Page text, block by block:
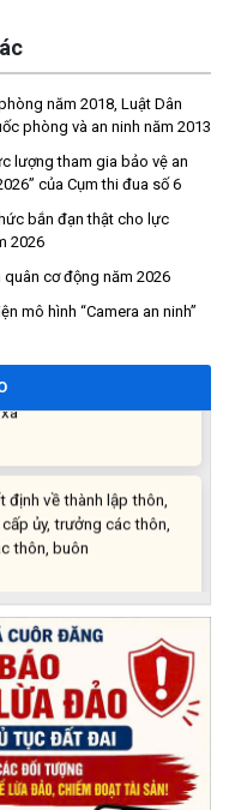
năm 2018, Luật Dân
phòng và an ninh năm 2013
lượng tham gia bảo vệ an
của Cụm thi đua số 6
bắn đạn thật cho lực
2026
cơ động năm 2026
mô hình “Camera an ninh”
về quy định thủ tục
pháp về dân sự và
thi hành
thủ tục đất đai
Cà phê Vối” năm
ủy, trưởng các thôn,
thôn, buôn
Ngày truyền thống
06/06/2026) và tổ
trên địa bàn xã.
DỤNG TRÍ TUỆ NHÂN
TRÊN ĐỊA BÀN